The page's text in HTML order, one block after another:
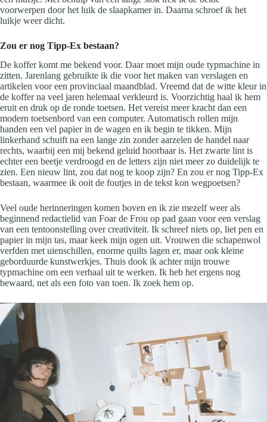
voorwerpen door het luik de slaapkamer in. Daarna schroef ik het
luikje weer dicht.
Zou er nog Tipp-Ex bestaan?
De koffer komt me bekend voor. Daar moet mijn oude typmachine in
zitten. Jarenlang gebruikte ik die voor het maken van verslagen en
artikelen voor een provinciaal maandblad. Vreemd dat de witte kleur in
de koffer na veel jaren helemaal verkleurd is. Voorzichtig haal ik hem
eruit en druk op de ronde toetsen. Het vereist meer kracht dan een
modern toetsenbord van een computer. Automatisch rollen mijn
handen een vel papier in de wagen en ik begin te tikken. Mijn
linkerhand schuift na een lange zin zonder aarzelen de handel naar
rechts, waarbij een mij bekend geluid hoorbaar is. Het zwarte lint is
echter een beetje verdroogd en de letters zijn niet meer zo duidelijk te
zien. Een nieuw lint, zou dat nog te koop zijn? En zou er nog Tipp-Ex
bestaan, waarmee ik ooit de foutjes in de tekst kon wegpoetsen?
Veel oude herinneringen komen boven en ik zie mezelf weer als
beginnend redactielid van Foar de Frou op pad gaan voor een verslag
van een tentoonstelling over creativiteit. Ik schreef niets op, liet pen en
papier in mijn tas, maar keek mijn ogen uit. Vrouwen die schapenwol
verfden met uienschillen, enorme quilts lagen er, maar ook kleine
geborduurde kunstwerkjes. Thuis dook ik achter mijn trouwe
typmachine om een verhaal uit te werken. Ik heb het ergens nog
bewaard, net als een foto van toen. Ik zoek hem op.